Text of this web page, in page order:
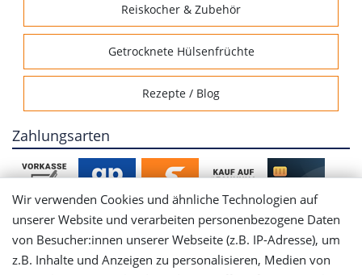
Reiskocher & Zubehör
Getrocknete Hülsenfrüchte
Rezepte / Blog
Zahlungsarten
Mein Konto
Wir verwenden Cookies und ähnliche Technologien auf
unserer Website und verarbeiten personenbezogene Daten
von Besucher:innen unserer Webseite (z.B. IP-Adresse), um
z.B. Inhalte und Anzeigen zu personalisieren, Medien von